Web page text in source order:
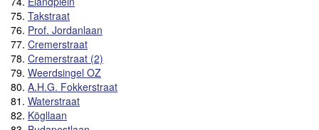
75. Takstraat
76. Prof. Jordanlaan
77. Cremerstraat
78. Cremerstraat (2)
79. Weerdsingel OZ
80. A.H.G. Fokkerstraat
81. Waterstraat
82. Kögllaan